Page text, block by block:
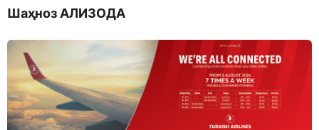
Шаҳноз АЛИЗОДА